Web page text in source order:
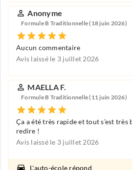
Anonyme
Formule B Traditionnelle (18 juin 2026)
Aucun commentaire
Avis laissé le 3 juillet 2026
MAELLA F.
Formule B Traditionnelle (11 juin 2026)
Ça a été très rapide et tout s’est très
redire !
Avis laissé le 3 juillet 2026
L'auto-école répond